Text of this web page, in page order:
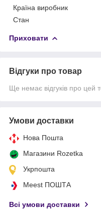
Країна виробник
Стан
Приховати
Відгуки про товар
Ще немає відгуків про цей
Умови доставки
Нова Пошта
Магазини Rozetka
Укрпошта
Meest ПОШТА
Всі умови доставки